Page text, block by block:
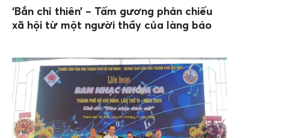
‘Bắn chỉ thiên’ – Tấm gương phản chiếu
xã hội từ một người thầy của làng báo